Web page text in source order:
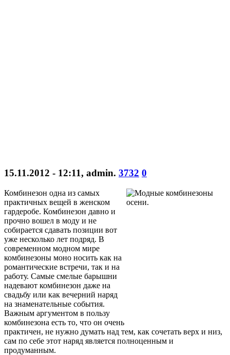
15.11.2012 - 12:11, admin. 3732 0
Комбинезон одна из самых
практичных вещей в женском
гардеробе. Комбинезон давно и
прочно вошел в моду и не
собирается сдавать позиции вот
уже несколько лет подряд. В
современном модном мире
комбинезоны моно носить как на
романтические встречи, так и на
работу. Самые смелые барышни
надевают комбинезон даже на
свадьбу или как вечерний наряд
на знаменательные события.
Важным аргументом в пользу
комбинезона есть то, что он очень
практичен, не нужно думать над тем, как сочетать верх и низ,
сам по себе этот наряд является полноценным и
продуманным.